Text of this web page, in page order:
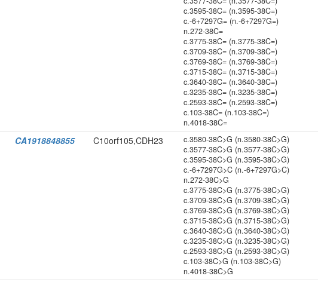
c.3595-38C= (n.3595-38C=)
c.-6+7297G= (n.-6+7297G=)
n.272-38C=
c.3775-38C= (n.3775-38C=)
c.3709-38C= (n.3709-38C=)
c.3769-38C= (n.3769-38C=)
c.3715-38C= (n.3715-38C=)
c.3640-38C= (n.3640-38C=)
c.3235-38C= (n.3235-38C=)
c.2593-38C= (n.2593-38C=)
c.103-38C= (n.103-38C=)
n.4018-38C=
CA1918848855 C10orf105,CDH23
c.3580-38C>G (n.3580-38C>G)
c.3577-38C>G (n.3577-38C>G)
c.3595-38C>G (n.3595-38C>G)
c.-6+7297G>C (n.-6+7297G>C)
n.272-38C>G
c.3775-38C>G (n.3775-38C>G)
c.3709-38C>G (n.3709-38C>G)
c.3769-38C>G (n.3769-38C>G)
c.3715-38C>G (n.3715-38C>G)
c.3640-38C>G (n.3640-38C>G)
c.3235-38C>G (n.3235-38C>G)
c.2593-38C>G (n.2593-38C>G)
c.103-38C>G (n.103-38C>G)
n.4018-38C>G